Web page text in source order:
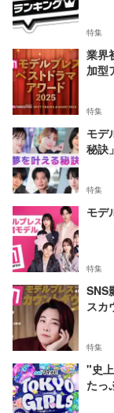
特集
業界
加型
特集
モデ
秘訣」
特集
モデ
特集
SNS
スカ
特集
"史
たっ